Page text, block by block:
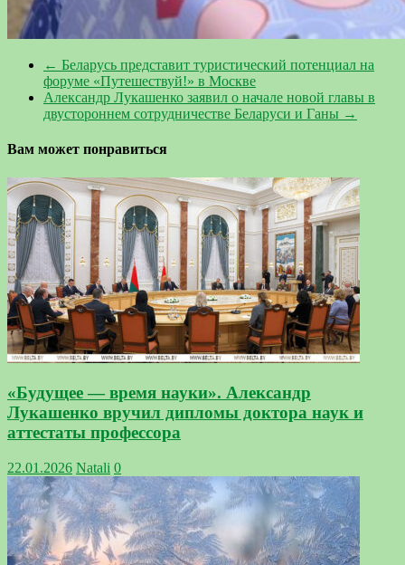
← Беларусь представит туристический потенциал на
форуме «Путешествуй!» в Москве
Александр Лукашенко заявил о начале новой главы в
двустороннем сотрудничестве Беларуси и Ганы →
Вам может понравиться
«Будущее — время науки». Александр
Лукашенко вручил дипломы доктора наук и
аттестаты профессора
22.01.2026 Natali 0